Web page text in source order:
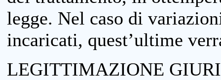
legge. Nel caso di
incaricati, quest’ultime
LEGITTIMAZIONE